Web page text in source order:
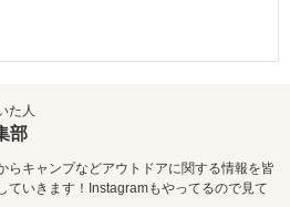
た人
部
らキャンプなどアウトドアに関する情報を皆
ていきます！Instagramもやってるので見て